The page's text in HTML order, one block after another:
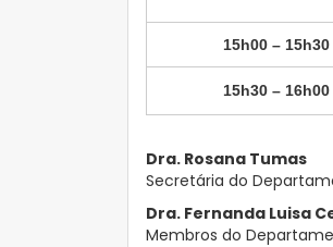
15h00 – 15h30
15h30 – 16h00
Dra. Rosana Tumas
Secretária do
Dra. Fernanda Luisa
Membros do